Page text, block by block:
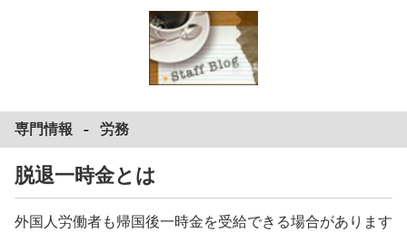
専門情報 - 労務
脱退一時金とは
外国人労働者も帰国後一時金を受給できる場合があります